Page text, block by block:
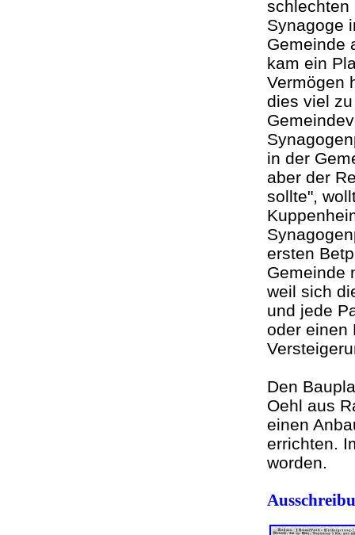
schlechten
Synagoge
Gemeinde
kam ein
Vermögen
dies viel
in der
aber der
sollte",
ersten
Gemeinde
weil sich
und jede
oder einen
Den
Oehl aus
einen
errichten.
worden.